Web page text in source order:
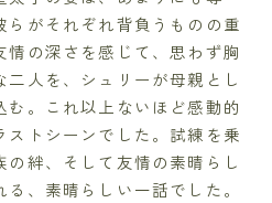
らがそれぞれ背負うものの重
情の深さを感じて、思わず胸
人を、シュリーが母親とし
。これ以上ないほど感動的
トシーンでした。試練を乗
の絆、そして友情の素晴らし
、素晴らしい一話でした。